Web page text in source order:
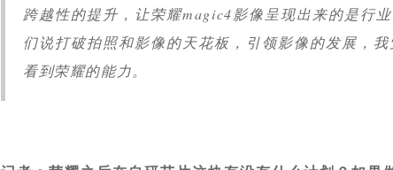
跨越性的提升，让荣耀magic4影像呈现出来的是行
们说打破拍照和影像的天花板，引领影像的发展，
看到荣耀的能力。